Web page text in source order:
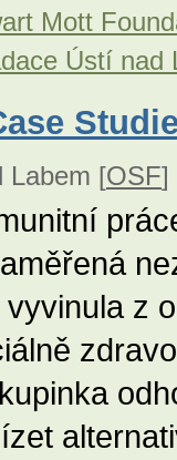
Mott
Ústí nad
Labem [OSF]
z